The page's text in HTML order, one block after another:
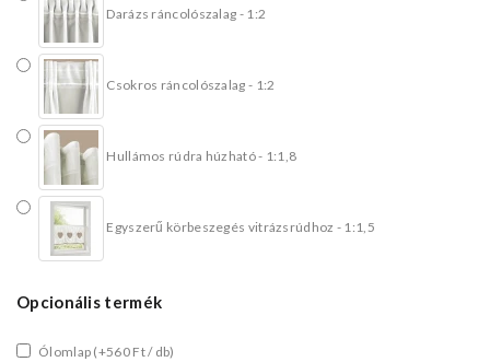
Darázs ráncolószalag - 1:2
Csokros ráncolószalag - 1:2
Hullámos rúdra húzható - 1:1,8
Egyszerű körbeszegés vitrázsrúdhoz - 1:1,5
Opcionális termék
Ólomlap (+560 Ft / db)